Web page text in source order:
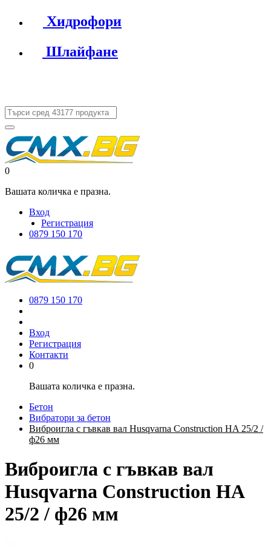
Хидрофори
Шлайфане
0
Вашата количка е празна.
Вход
Регистрация
0879 150 170
0879 150 170
Вход
Регистрация
Контакти
0
Вашата количка е празна.
Бетон
Вибратори за бетон
Виброигла с гъвкав вал Husqvarna Construction HA 25/2 /
ф26 мм
Виброигла с гъвкав вал
Husqvarna Construction HA
25/2 / ф26 мм